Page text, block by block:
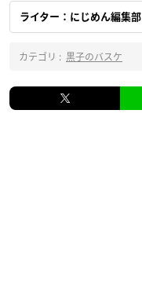
ライター：にじめん編集部
カテゴリ : 黒子のバスケ